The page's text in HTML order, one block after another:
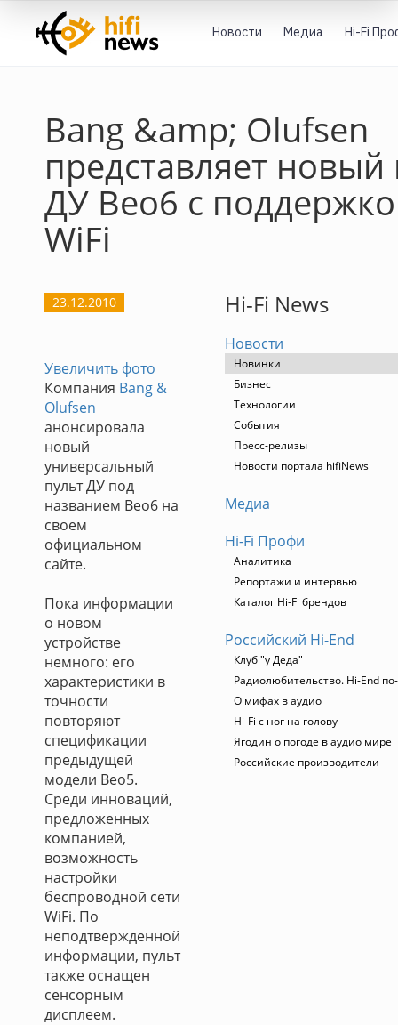
Новости Медиа Hi-Fi
Bang &amp; Olufsen
представляет новый
ДУ Beo6 с
WiFi
23.12.2010
Увеличить фото
Компания Bang &
Olufsen
анонсировала
новый
универсальный
пульт ДУ под
названием Beo6 на
своем
официальном
сайте.
Пока информации
о новом
устройстве
немного: его
характеристики в
точности
повторяют
спецификации
предыдущей
модели Beo5.
Среди инноваций,
предложенных
компанией,
возможность
настройки
беспроводной сети
WiFi. По
неподтвержденной
информации, пульт
также оснащен
сенсорным
дисплеем.
Hi-Fi News
Новости
Новинки
Бизнес
Технологии
События
Пресс-релизы
Новости портала hifiNews
Медиа
Hi-Fi Профи
Аналитика
Репортажи и интервью
Каталог Hi-Fi брендов
Российский Hi-End
Клуб "у Деда"
Радиолюбительство. Hi-End
О мифах в аудио
Hi-Fi с ног на голову
Ягодин о погоде в аудио мире
Российские производители